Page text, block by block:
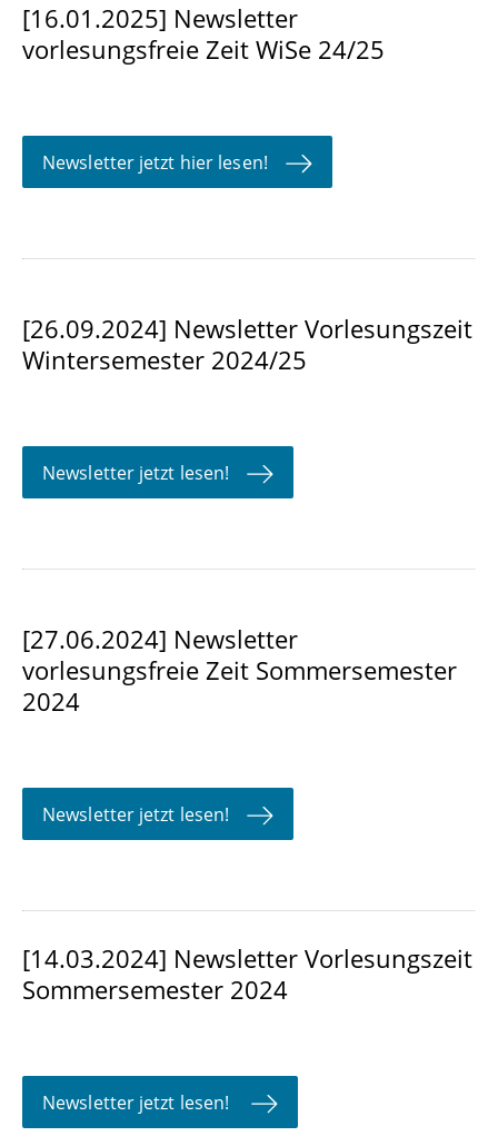
[16.01.2025] Newsletter
vorlesungsfreie Zeit WiSe 24/25
Newsletter jetzt hier lesen!
[26.09.2024] Newsletter Vorlesungszeit
Wintersemester 2024/25
Newsletter jetzt lesen!
[27.06.2024] Newsletter
vorlesungsfreie Zeit Sommersemester
2024
Newsletter jetzt lesen!
[14.03.2024] Newsletter Vorlesungszeit
Sommersemester 2024
Newsletter jetzt lesen!